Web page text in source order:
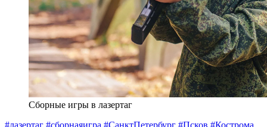
Сборные игры в лазертаг
#лазертаг #сборнаяигра #СанктПетербург #Псков #Кострома